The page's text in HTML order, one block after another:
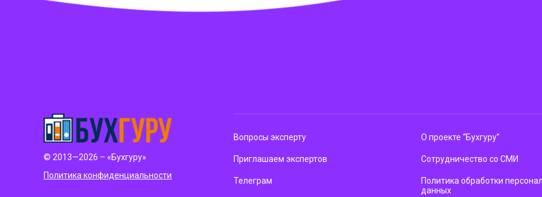
© 2013—2026 – «Бухгуру»
Политика конфиденциальности
Вопросы эксперту
Приглашаем экспертов
Телеграм
О проекте “Бухгуру”
Сотрудничество со СМИ
Политика обработки
данных